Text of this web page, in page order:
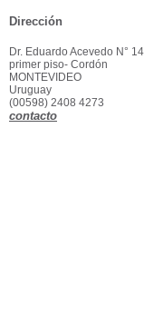
Dirección
Dr. Eduardo Acevedo N°
primer piso- Cordón
MONTEVIDEO
Uruguay
(00598) 2408 4273
contacto